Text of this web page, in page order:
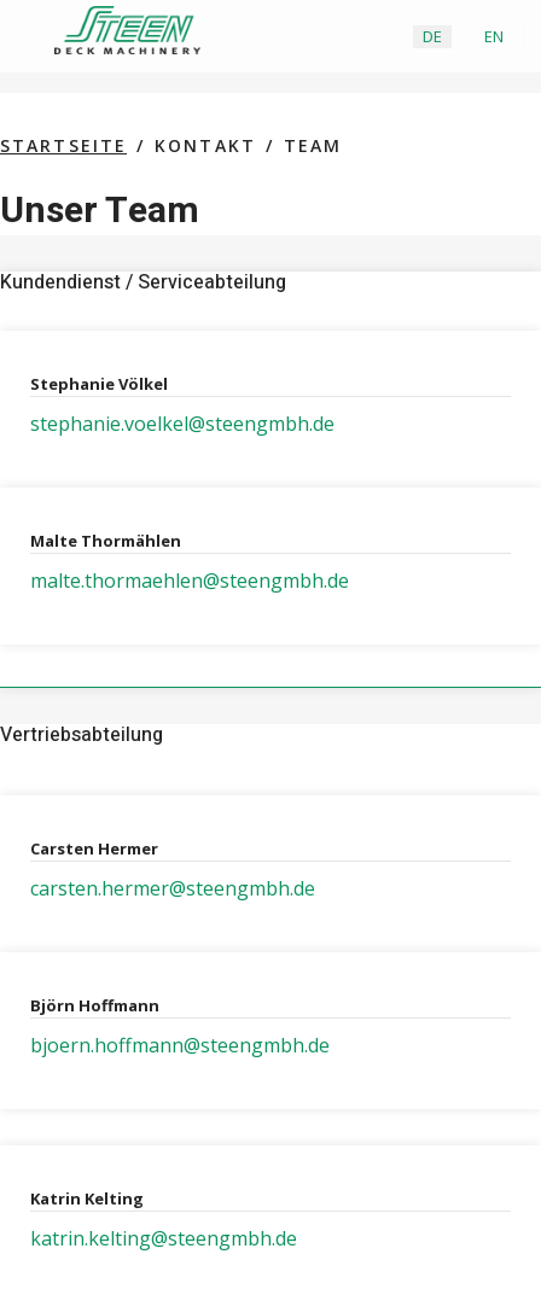
DE EN
STARTSEITE KONTAKT TEAM
Unser Team
Kundendienst / Serviceabteilung
Stephanie Völkel
stephanie.voelkel@steengmbh.de
Malte Thormählen
malte.thormaehlen@steengmbh.de
Vertriebsabteilung
Carsten Hermer
carsten.hermer@steengmbh.de
Björn Hoffmann
bjoern.hoffmann@steengmbh.de
Katrin Kelting
katrin.kelting@steengmbh.de